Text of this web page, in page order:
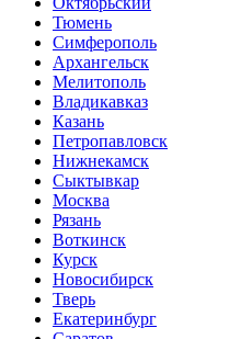
Тюмень
Симферополь
Архангельск
Мелитополь
Владикавказ
Казань
Петропавловск
Нижнекамск
Сыктывкар
Москва
Рязань
Воткинск
Курск
Новосибирск
Тверь
Екатеринбург